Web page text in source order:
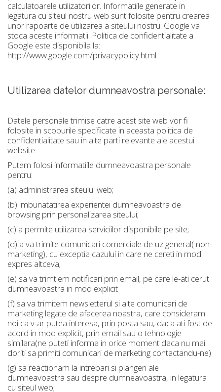
calculatoarele utilizatorilor. Informatiile generate in
legatura cu siteul nostru web sunt folosite pentru crearea
unor rapoarte de utilizarea a siteului nostru. Google va
stoca aceste informatii. Politica de confidentialitate a
Google este disponibila la:
http://www.google.com/privacypolicy.html.
Utilizarea datelor dumneavostra personale:
Datele personale trimise catre acest site web vor fi
folosite in scopurile specificate in aceasta politica de
confidentialitate sau in alte parti relevante ale acestui
website.
Putem folosi informatiile dumneavoastra personale
pentru:
(a) administrarea siteului web;
(b) imbunatatirea experientei dumneavoastra de
browsing prin personalizarea siteului;
(c) a permite utilizarea serviciilor disponibile pe site;
(d) a va trimite comunicari comerciale de uz general( non-
marketing), cu exceptia cazului in care ne cereti in mod
expres altceva;
(e) sa va trimtiem notificari prin email, pe care le-ati cerut
dumneavoastra in mod explicit
(f) sa va trimitem newsletterul si alte comunicari de
marketing legate de afacerea noastra, care consideram
noi ca v-ar putea interesa, prin posta sau, daca ati fost de
acord in mod explicit, prin email sau o tehnologie
similara(ne puteti informa in orice moment daca nu mai
doriti sa primiti comunicari de marketing contactandu-ne)
(g) sa reactionam la intrebari si plangeri ale
dumneavoastra sau despre dumneavoastra, in legatura
cu siteul web;